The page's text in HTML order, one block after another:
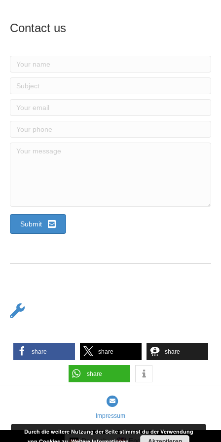
Contact us
Submit
share share share
share
Email
Impressum
Durch die weitere Nutzung der Seite stimmst du der Verwendung